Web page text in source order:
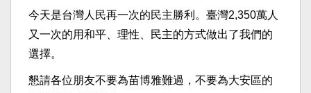
今天是台灣人民再一次的民主勝利。臺灣2,350萬人
又一次的用和平、理性、民主的方式做出了我們的
選擇。
懇請各位朋友不要為苗博雅難過，不要為大安區的